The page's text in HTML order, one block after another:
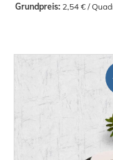
Grundpreis: 2,54 € /